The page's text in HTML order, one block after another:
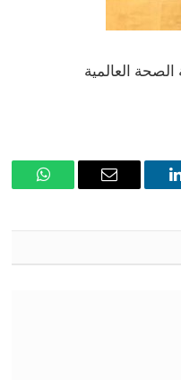
لينكدإن
البريد
واتساب